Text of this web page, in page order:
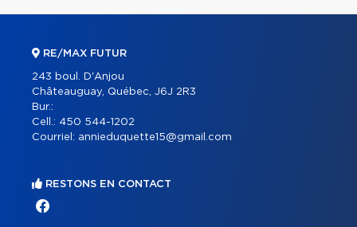
RE/MAX FUTUR
243 boul. D'Anjou
Châteauguay, Québec, J6J 2R3
Bur.:
Cell.: 450 544-1202
Courriel: annieduquette15@gmail.com
RESTONS EN CONTACT